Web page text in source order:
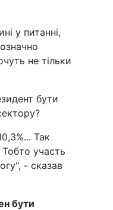
у питанні,
не тільки
бути
Так
участь
- сказав
бути